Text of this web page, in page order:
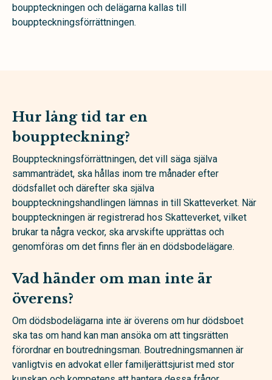
bouppteckningen och delägarna kallas till
bouppteckningsförrättningen.
Hur lång tid tar en
bouppteckning?
Bouppteckningsförrättningen, det vill säga själva
sammanträdet, ska hållas inom tre månader efter
dödsfallet och därefter ska själva
bouppteckningshandlingen lämnas in till Skatteverket. När
bouppteckningen är registrerad hos Skatteverket, vilket
brukar ta några veckor, ska arvskifte upprättas och
genomföras om det finns fler än en dödsbodelägare.
Vad händer om man inte är
överens?
Om dödsbodelägarna inte är överens om hur dödsboet
ska tas om hand kan man ansöka om att tingsrätten
förordnar en boutredningsman. Boutredningsmannen är
vanligtvis en advokat eller familjerättsjurist med stor